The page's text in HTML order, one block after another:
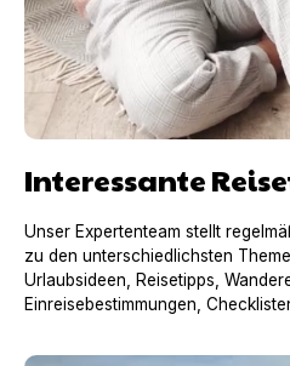
Interessante
Unser Expertenteam stellt
zu den unterschiedlichsten
Urlaubsideen, Reisetipps,
Einreisebestimmungen,